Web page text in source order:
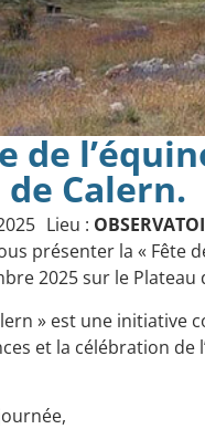
de
Calern.
Lieu :
présenter la « Fête
2025 sur le Plateau
» est une initiative
et la célébration